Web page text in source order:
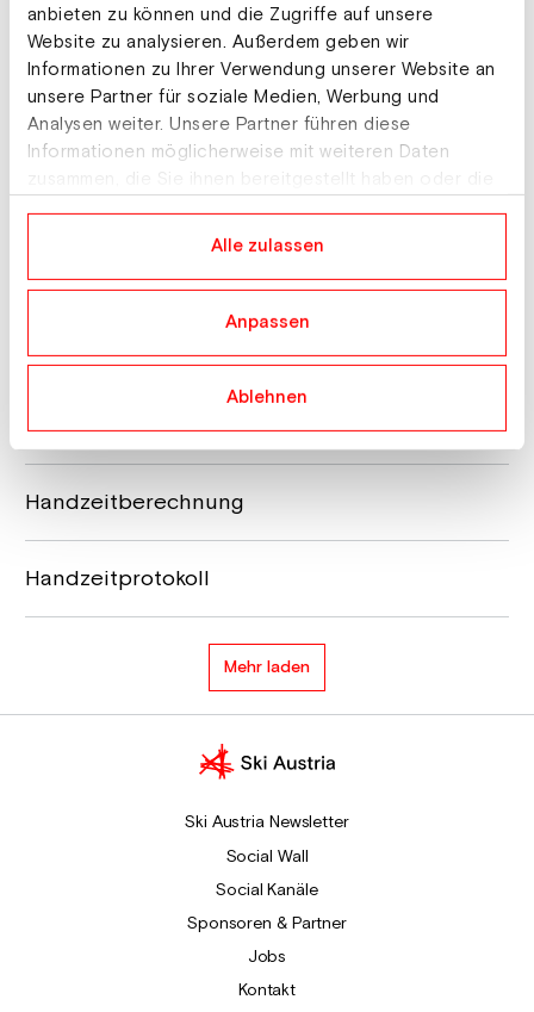
anbieten zu können und die Zugriffe auf unsere
Website zu analysieren. Außerdem geben wir
Informationen zu Ihrer Verwendung unserer Website an
unsere Partner für soziale Medien, Werbung und
Analysen weiter. Unsere Partner führen diese
Informationen möglicherweise mit weiteren Daten
Alle zulassen
Anpassen
Ablehnen
Ergänzung zum Veranstaltungsbericht
Ergebnisliste Muster
Fragebogen FIS-Verletztenstatus
Gebührenabrechnung Kampfrichter:innen
Haftungsnachweis
Handicuprundenprotokoll (alle Bewerbe)
Handzeitberechnung
Handzeitprotokoll
Mehr laden
Ski Austria Newsletter
Social Wall
Social Kanäle
Sponsoren & Partner
Jobs
Kontakt